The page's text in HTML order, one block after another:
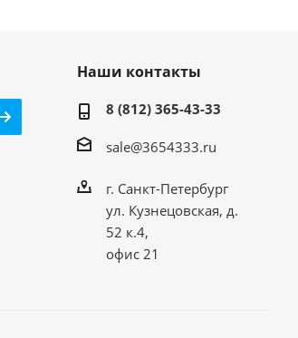
Наши контакты
8 (812) 365-43-33
sale@3654333.ru
г. Санкт-Петербург
ул. Кузнецовская, д.
52 к.4,
офис 21